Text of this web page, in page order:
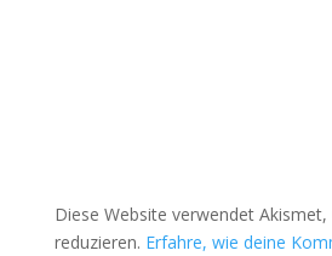
Diese Website verwendet Akismet,
reduzieren. Erfahre, wie deine